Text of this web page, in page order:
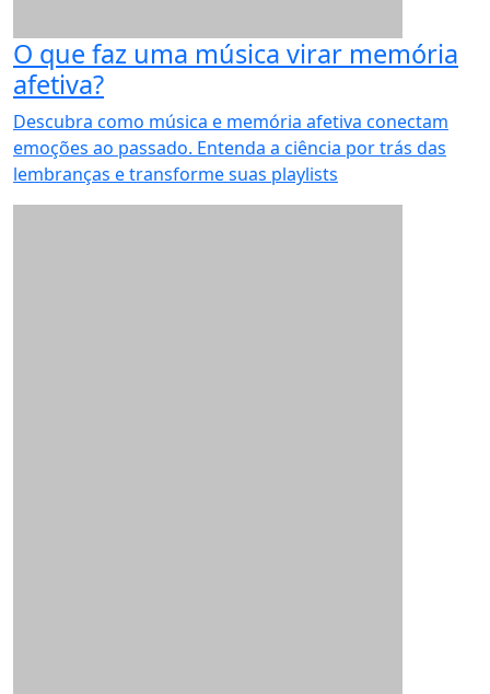
O que faz uma música virar memória
afetiva?
Descubra como música e memória afetiva conectam
emoções ao passado. Entenda a ciência por trás das
lembranças e transforme suas playlists